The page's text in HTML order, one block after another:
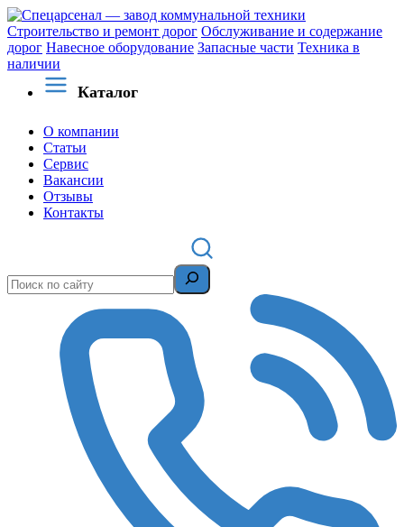
Строительство и ремонт дорог Обслуживание и содержание
дорог Навесное оборудование Запасные части Техника в
наличии
Каталог
О компании
Статьи
Сервис
Вакансии
Отзывы
Контакты